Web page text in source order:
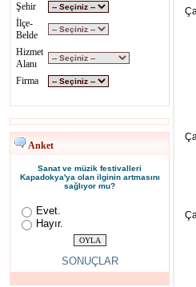
Şehir
İlçe-
Belde
Hizmet
Alanı
Firma
Anket
Sanat ve müzik festivalleri
Kapadokya'ya olan ilginin artmasını
sağlıyor mu?
Evet.
Hayır.
SONUÇLAR